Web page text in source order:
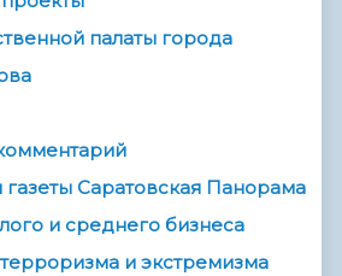
палаты города
Саратовская Панорама
и среднего бизнеса
и экстремизма